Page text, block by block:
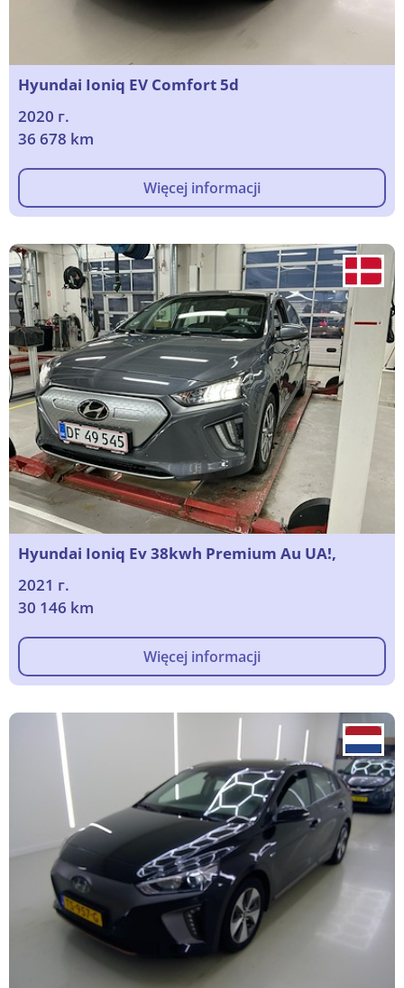
Hyundai Ioniq EV Comfort 5d
2020 г.
36 678 km
Więcej informacji
Hyundai Ioniq Ev 38kwh Premium Au UA!,
2021 г.
30 146 km
Więcej informacji